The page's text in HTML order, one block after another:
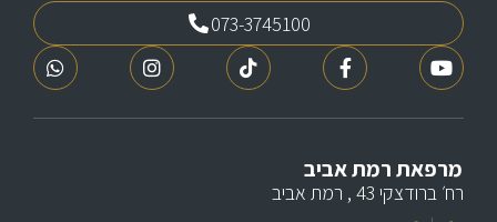
073-3745100
מרפאת רמת אביב
רח׳ ברודצקי 43 , רמת אביב